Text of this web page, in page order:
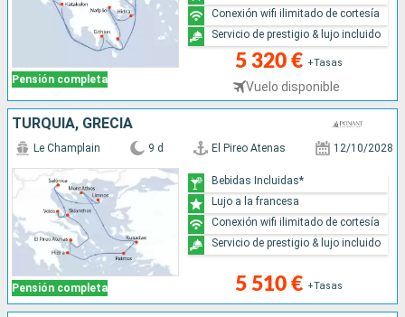
Pensión completa
5 320 € +Tasas
Vuelo disponible
Conexión wifi ilimitado de cortesía
Servicio de prestigio & lujo incluido
TURQUÍA, GRECIA
Pensión completa
Le Champlain 9 d El Pireo Atenas 12/10/2028
5 510 € +Tasas
Bebidas Incluidas*
Lujo a la francesa
Conexión wifi ilimitado de cortesía
Servicio de prestigio & lujo incluido